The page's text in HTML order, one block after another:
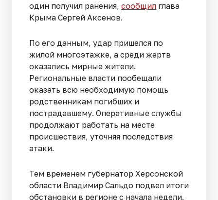
один получил ранения, сообщил глава
Крыма Сергей Аксенов.
По его данным, удар пришелся по
жилой многоэтажке, а среди жертв
оказались мирные жители.
Региональные власти пообещали
оказать всю необходимую помощь
родственникам погибших и
пострадавшему. Оперативные службы
продолжают работать на месте
происшествия, уточняя последствия
атаки.
Тем временем губернатор Херсонской
области Владимир Сальдо подвел итоги
обстановки в регионе с начала недели.